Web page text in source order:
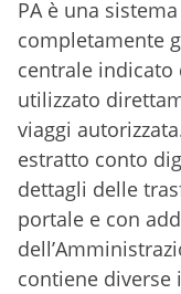
PA è una
completamente
centrale indicato
utilizzato
viaggi
estratto conto
dettagli delle
portale e con
contiene